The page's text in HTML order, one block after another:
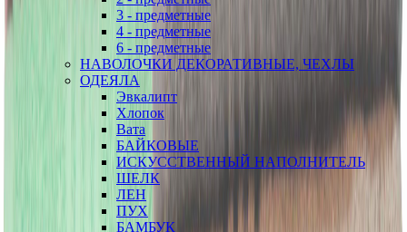
3 - предметные
4 - предметные
6 - предметные
НАВОЛОЧКИ ДЕКОРАТИВНЫЕ, ЧЕХЛЫ
ОДЕЯЛА
Эвкалипт
Хлопок
Вата
БАЙКОВЫЕ
ИСКУССТВЕННЫЙ НАПОЛНИТЕЛЬ
ШЕЛК
ЛЕН
ПУХ
БАМБУК